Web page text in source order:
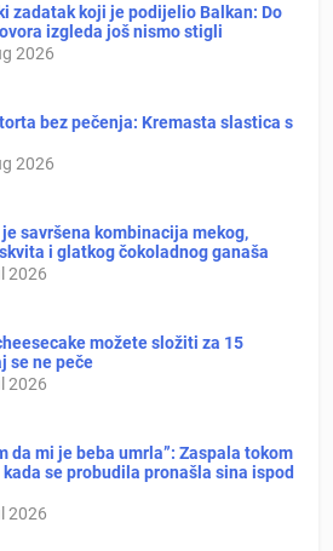
zadatak koji je podijelio Balkan: Do
izgleda još nismo stigli
2026
torta bez pečenja: Kremasta slastica s
2026
savršena kombinacija mekog,
i glatkog čokoladnog ganaša
2026
možete složiti za 15
se ne peče
2026
da mi je beba umrla”: Zaspala tokom
se probudila pronašla sina ispod
2026